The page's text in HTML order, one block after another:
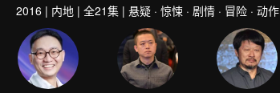
2016 | 内地 | 全21集 | 悬疑 · 惊悚 · 剧情 · 冒险 · 动作